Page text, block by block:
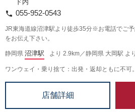
ド内
055-952-0543
JR東海道線沼津駅より徒歩35分※お電話でご予
をお伝え下さい。
静岡県 沼津駅 より 2.9km／静岡県 大岡駅 よ
ワンウェイ・乗り捨て：出発・返却ともに不可。
店舗詳細